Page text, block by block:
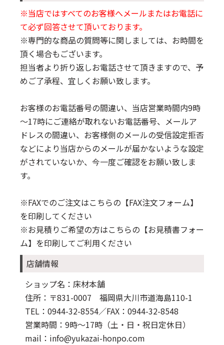
※当店ではすべてのお客様へメールまたはお電話に
て必ず回答させて頂いております。
※専門的な商品の質問等に関しましては、お時間を
頂く場合もございます。
担当者より折り返しお電話させて頂きますので、予
めご了承程、宜しくお願い致します。
お客様のお電話番号の間違い、当店営業時間内9時
～17時にご連絡が取れないお電話番号、メールア
ドレスの間違い、お客様側のメールの受信設定拒否
などにより当店からのメールが届かないような設定
がされていないか、今一度ご確認をお願い致しま
す。
※FAXでのご注文はこちらの 【FAX注文フォーム】
を印刷してください
※お見積りご希望の方はこちらの 【お見積書フォー
ム】 を印刷してご利用ください
店舗情報
ショップ名：床材本舗
住所：〒831-0007 福岡県大川市道海島110-1
TEL：0944-32-8554／FAX：0944-32-8548
営業時間：9時～17時（土・日・祝日定休日）
mail：info@yukazai-honpo.com